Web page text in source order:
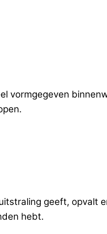
vormgegeven
geeft, opvalt
hebt.